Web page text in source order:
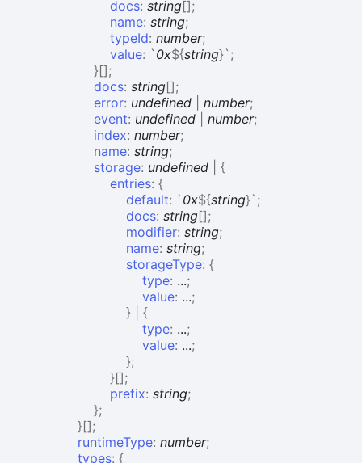
docs: string[];
name: string;
typeId: number;
value: ` 0x${string}` ;
}[];
docs: string[];
error: undefined number;
event: undefined number;
index: number;
name: string;
storage: undefined
{
entries: {
default: ` 0x${string}` ;
docs: string[];
modifier: string;
name: string;
storageType: {
type: ...;
value: ...;
}
{
type: ...;
value: ...;
};
}[];
prefix: string;
};
}[];
runtimeType: number;
types: {